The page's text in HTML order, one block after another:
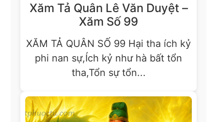
Xăm Tả Quân Lê Văn Duyệt –
Xăm Số 99
XĂM TẢ QUÂN SỐ 99 Hại tha ích kỷ
phi nan sự,Ích kỷ như hà bất tổn
tha,Tổn sự tổn...